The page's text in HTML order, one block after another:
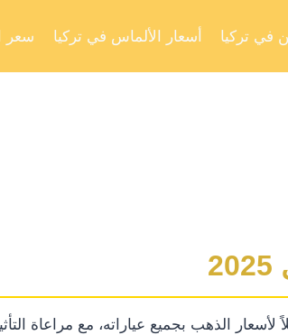
سعر أسعار الألماس في تركيا في تركيا
الذهب بجميع عياراته، مع مراعاة